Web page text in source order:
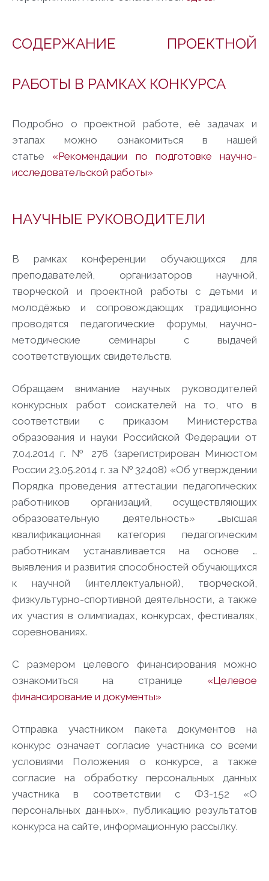
СОДЕРЖАНИЕ ПРОЕКТНОЙ
РАБОТЫ В РАМКАХ КОНКУРСА
Подробно о проектной работе, её задачах и
этапах можно ознакомиться в нашей
статье «Рекомендации по подготовке научно-
исследовательской работы»
НАУЧНЫЕ РУКОВОДИТЕЛИ
В рамках конференции обучающихся для
преподавателей, организаторов научной,
творческой и проектной работы с детьми и
молодёжью и сопровождающих традиционно
проводятся педагогические форумы, научно-
методические семинары с выдачей
соответствующих свидетельств.
Обращаем внимание научных руководителей
конкурсных работ соискателей на то, что в
соответствии с приказом Министерства
образования и науки Российской Федерации от
7.04.2014 г. № 276 (зарегистрирован Минюстом
России 23.05.2014 г. за № 32408) «Об утверждении
Порядка проведения аттестации педагогических
работников организаций, осуществляющих
образовательную деятельность» …высшая
квалификационная категория педагогическим
работникам устанавливается на основе …
выявления и развития способностей обучающихся
к научной (интеллектуальной), творческой,
физкультурно-спортивной деятельности, а также
их участия в олимпиадах, конкурсах, фестивалях,
соревнованиях.
С размером целевого финансирования можно
ознакомиться на странице «Целевое
финансирование и документы»
Отправка участником пакета документов на
конкурс означает согласие участника со всеми
условиями Положения о конкурсе, а также
согласие на обработку персональных данных
участника в соответствии с ФЗ-152 «О
персональных данных», публикацию результатов
конкурса на сайте, информационную рассылку.